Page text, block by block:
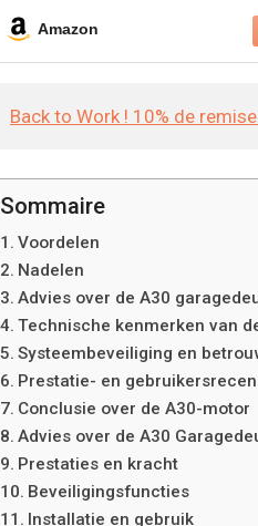
endommagé
Amazon
Back to Work ! 10% de
Sommaire
Voordelen
Nadelen
Advies over de A30
Technische kenmerken van
Systeembeveiliging en
Prestatie- en
Conclusie over de A30-motor
Advies over de A30
Prestaties en kracht
Beveiligingsfuncties
Installatie en gebruik